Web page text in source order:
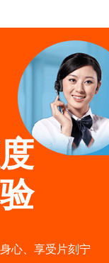
心、享受片刻宁